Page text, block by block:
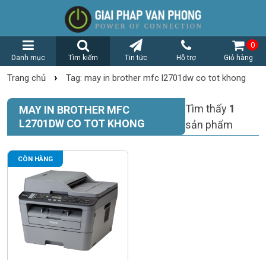
Danh mục Tìm kiếm Tin tức Hỗ trợ Giỏ hàng
0
Trang chủ › Tag: may in brother mfc l2701dw co tot khong
MAY IN BROTHER MFC
L2701DW CO TOT KHONG
Tìm thấy 1
sản phẩm
CÒN HÀNG